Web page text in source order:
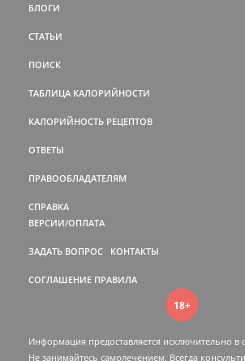
БЛОГИ
СТАТЬИ
ПОИСК
ТАБЛИЦА КАЛОРИЙНОСТИ
КАЛОРИЙНОСТЬ РЕЦЕПТОВ
ОТВЕТЫ
ПРАВООБЛАДАТЕЛЯМ
СПРАВКА
ВЕРСИИ/ОПЛАТА
ЗАДАТЬ ВОПРОС КОНТАКТЫ
СОГЛАШЕНИЕ ПРАВИЛА
18+
Информация предоставляется исключительно в
Не занимайтесь самолечением. Всегда